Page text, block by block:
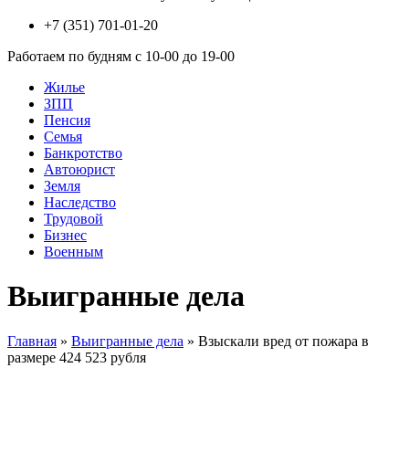
+7 (351) 701-01-20
Работаем по будням с 10-00 до 19-00
Жилье
ЗПП
Пенсия
Семья
Банкротство
Автоюрист
Земля
Наследство
Трудовой
Бизнес
Военным
Выигранные дела
Главная » Выигранные дела » Взыскали вред от пожара в
размере 424 523 рубля